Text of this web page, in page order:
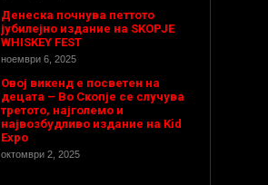
Денеска почнува петтото
јубилејно издание на SKOPJE
WHISKEY FEST
ноември 6, 2025
Овој викенд е посветен на
децата – Во Скопје се случува
третото, најголемо и
највозбудливо издание на Kid
Expo
октомври 2, 2025